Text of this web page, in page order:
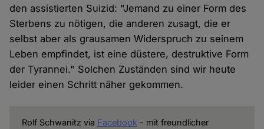
den assistierten Suizid: "Jemand zu einer Form des
Sterbens zu nötigen, die anderen zusagt, die er
selbst aber als grausamen Widerspruch zu seinem
Leben empfindet, ist eine düstere, destruktive Form
der Tyrannei." Solchen Zuständen sind wir heute
leider einen Schritt näher gekommen.
Rolf Schwanitz via Facebook - mit freundlicher